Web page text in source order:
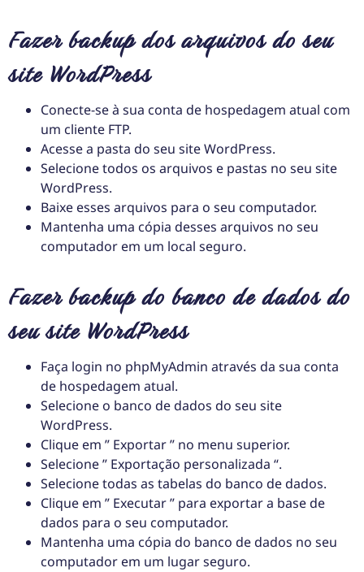
Fazer backup dos arquivos do seu
site WordPress
Conecte-se à sua conta de hospedagem atual com
um cliente FTP.
Acesse a pasta do seu site WordPress.
Selecione todos os arquivos e pastas no seu site
WordPress.
Baixe esses arquivos para o seu computador.
Mantenha uma cópia desses arquivos no seu
computador em um local seguro.
Fazer backup do banco de dados do
seu site WordPress
Faça login no phpMyAdmin através da sua conta
de hospedagem atual.
Selecione o banco de dados do seu site
WordPress.
Clique em ” Exportar ” no menu superior.
Selecione ” Exportação personalizada “.
Selecione todas as tabelas do banco de dados.
Clique em ” Executar ” para exportar a base de
dados para o seu computador.
Mantenha uma cópia do banco de dados no seu
computador em um lugar seguro.